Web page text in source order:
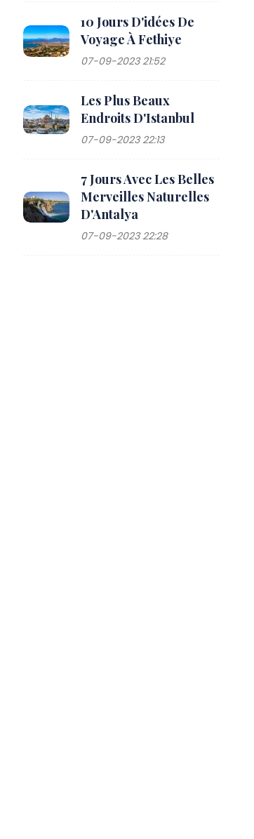
10 Jours D'idées De
Voyage À Fethiye
07-09-2023 21:52
Les Plus Beaux
Endroits D'Istanbul
07-09-2023 22:13
7 Jours Avec Les Belles
Merveilles Naturelles
D'Antalya
07-09-2023 22:28